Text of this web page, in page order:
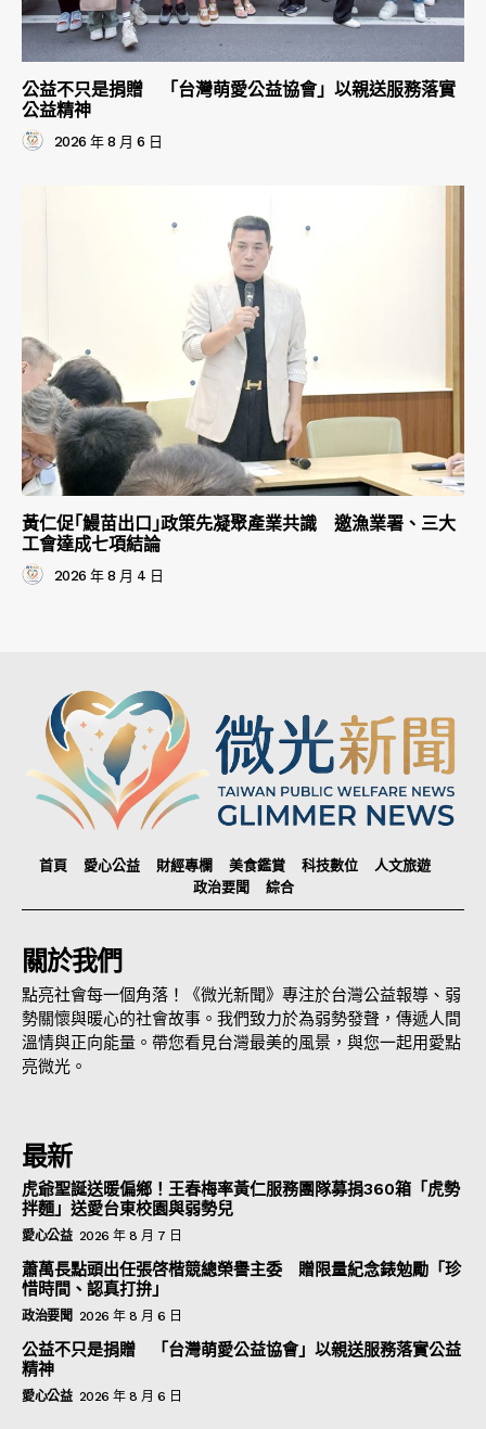
公益不只是捐贈 「台灣萌愛公益協會」以親送服務落實
公益精神
2026 年 8 月 6 日
黃仁促｢鰻苗出口｣政策先凝聚產業共識 邀漁業署、三大
工會達成七項結論
2026 年 8 月 4 日
首頁 愛心公益 財經專欄 美食鑑賞 科技數位
人文旅遊
政治要聞
綜合
關於我們
點亮社會每一個角落！《微光新聞》專注於台灣公益報導、弱
勢關懷與暖心的社會故事。我們致力於為弱勢發聲，傳遞人間
溫情與正向能量。帶您看見台灣最美的風景，與您一起用愛點
亮微光。
最新
虎爺聖誕送暖偏鄉！王春梅率黃仁服務團隊募捐360箱「虎勢
拌麵」送愛台東校園與弱勢兒
愛心公益 2026 年 8 月 7 日
蕭萬長點頭出任張啓楷競總榮譽主委 贈限量紀念錶勉勵「珍
惜時間、認真打拚」
政治要聞 2026 年 8 月 6 日
公益不只是捐贈 「台灣萌愛公益協會」以親送服務落實公益
精神
愛心公益 2026 年 8 月 6 日